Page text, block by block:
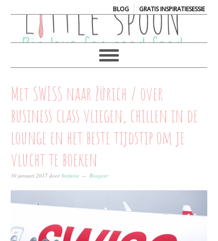
BLOG| GRATIS INSPIRATIESESSIE
Met SWISS naar Zürich / over
business class vliegen, chillen in de
lounge en het beste tijdstip om je
vlucht te boeken
30 januari 2017 doorStefanie Reageer